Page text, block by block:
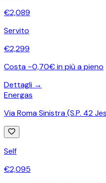
€2,089
Servito
€2,299
Costa ~0,70€ in più a pieno
Dettagli →
Energas
Via Roma Sinistra (S.P. 42
Self
€2,095